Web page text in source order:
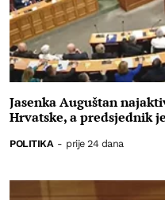
Jasenka Auguštan
Hrvatske, a predsjednik
POLITIKA - prije 24 dana